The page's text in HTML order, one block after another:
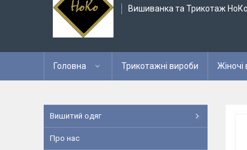
Вишиванка та Трикотаж НоКо
Головна Трикотажні вироби
Вишитий одяг
Про нас